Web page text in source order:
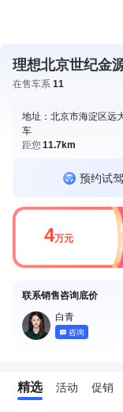
理想北京世纪金
在售车系 11
地址：北京市海淀区远
车
距您11.7km
预约试驾
4万元
联系销售咨询底价
白青
咨询
精选 活动 促销